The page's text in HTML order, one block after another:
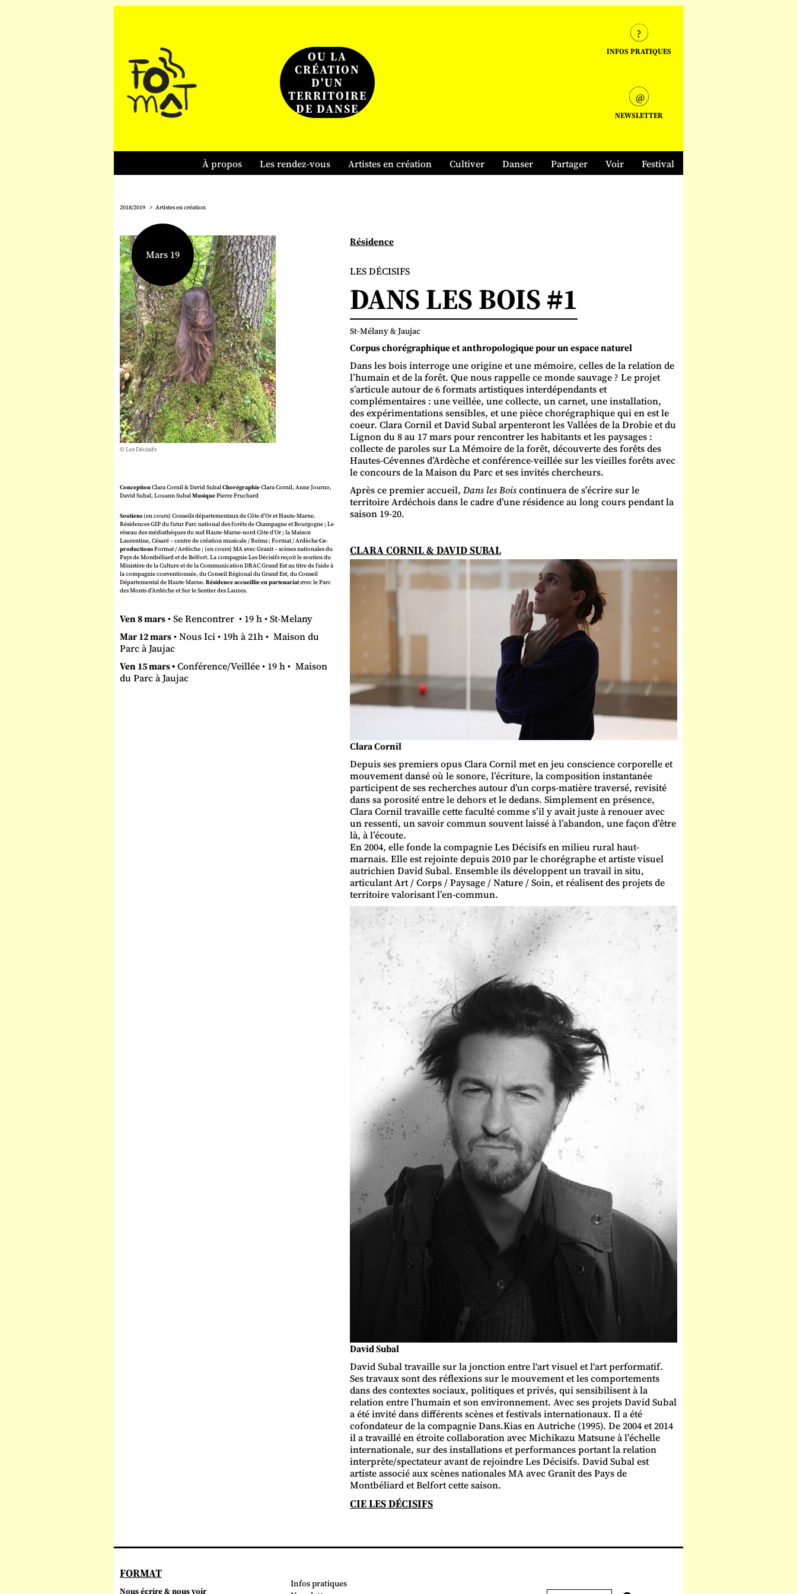
OU LA
CRÉATION
D'UN
TERRITOIRE
DE DANSE
INFOS PRATIQUES
NEWSLETTER
À propos Les rendez-vous Artistes en création Cultiver Danser Partager Voir Festival
2018/2019 Artistes en création
Résidence
LES DÉCISIFS
DANS LES BOIS #1
St-Mélany & Jaujac
Corpus chorégraphique et anthropologique pour un espace naturel
Dans les bois interroge une origine et une mémoire, celles de la relation de
l’humain et de la forêt. Que nous rappelle ce monde sauvage ? Le projet
s’articule autour de 6 formats artistiques interdépendants et
complémentaires : une veillée, une collecte, un carnet, une installation,
des expérimentations sensibles, et une pièce chorégraphique qui en est le
coeur. Clara Cornil et David Subal arpenteront les Vallées de la Drobie et du
Lignon du 8 au 17 mars pour rencontrer les habitants et les paysages :
collecte de paroles sur La Mémoire de la forêt, découverte des forêts des
Hautes-Cévennes d’Ardèche et conférence-veillée sur les vieilles forêts avec
le concours de la Maison du Parc et ses invités chercheurs.
Après ce premier accueil, Dans les Boiscontinuera de s’écrire sur le
territoire Ardéchois dans le cadre d’une résidence au long cours pendant la
saison 19-20.
CLARA CORNIL & DAVID SUBAL
Clara Cornil
Depuis ses premiers opus Clara Cornil met en jeu conscience corporelle et
mouvement dansé où le sonore, l’écriture, la composition instantanée
participent de ses recherches autour d’un corps-matière traversé, revisité
dans sa porosité entre le dehors et le dedans. Simplement en présence,
Clara Cornil travaille cette faculté comme s’il y avait juste à renouer avec
un ressenti, un savoir commun souvent laissé à l’abandon, une façon d’être
là, à l’écoute.
En 2004, elle fonde la compagnie Les Décisifs en milieu rural haut-
marnais. Elle est rejointe depuis 2010 par le chorégraphe et artiste visuel
autrichien David Subal. Ensemble ils développent un travail in situ,
articulant Art / Corps / Paysage / Nature / Soin, et réalisent des projets de
territoire valorisant l’en-commun.
David Subal
David Subal travaille sur la jonction entre l‘art visuel et l‘art performatif.
Ses travaux sont des réflexions sur le mouvement et les comportements
dans des contextes sociaux, politiques et privés, qui sensibilisent à la
relation entre l’humain et son environnement. Avec ses projets David Subal
a été invité dans différents scènes et festivals internationaux. Il a été
cofondateur de la compagnie Dans.Kias en Autriche (1995). De 2004 et 2014
il a travaillé en étroite collaboration avec Michikazu Matsune à l’échelle
internationale, sur des installations et performances portant la relation
interprète/spectateur avant de rejoindre Les Décisifs. David Subal est
artiste associé aux scènes nationales MA avec Granit des Pays de
Montbéliard et Belfort cette saison.
CIE LES DÉCISIFS
Mars 19
© Les Décisifs
ConceptionClara Cornil & David SubalChorégraphieClara Cornil, Anne Journo,
David Subal, Louann SubalMusiquePierre Fruchard
Soutiens(en cours) Conseils départementaux de Côte d’Or et Haute-Marne.
Résidences GIP du futur Parc national des forêts de Champagne et Bourgogne ; Le
réseau des médiathèques du sud Haute-Marne-nord Côte d’Or ; la Maison
Laurentine, Césaré – centre de création musicale / Reims ; Format / ArdècheCo-
productionsFormat / Ardèche ; (en cours) MA avec Granit – scènes nationales du
Pays de Montbéliard et de Belfort. La compagnie Les Décisifs reçoit le soutien du
Ministère de la Culture et de la Communication DRAC Grand Est au titre de l’aide à
la compagnie conventionnée, du Conseil Régional du Grand Est, du Conseil
Départemental de Haute-Marne.Résidence accueillie en partenariatavec le Parc
des Monts d’Ardèche et Sur le Sentier des Lauzes.
Ven 8 mars• Se Rencontrer • 19 h • St-Melany
Mar 12 mars• Nous Ici • 19h à 21h • Maison du
Parc à Jaujac
Ven 15 mars •Conférence/Veillée • 19 h • Maison
du Parc à Jaujac
FORMAT
Nous écrire & nous voir
Infos pratiques